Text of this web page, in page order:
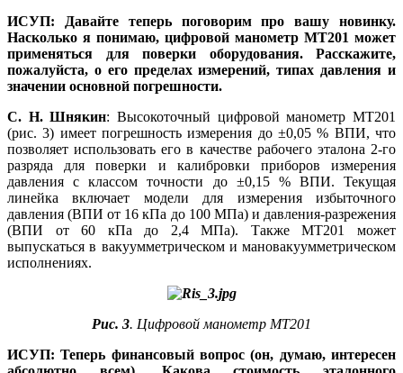
ИСУП: Давайте теперь поговорим про вашу новинку.
Насколько я понимаю, цифровой манометр МТ201 может
применяться для поверки оборудования. Расскажите,
пожалуйста, о его пределах измерений, типах давления и
значении основной погрешности.
С. Н. Шнякин: Высокоточный цифровой манометр МТ201
(рис. 3) имеет погрешность измерения до ±0,05 % ВПИ, что
позволяет использовать его в качестве рабочего эталона 2-го
разряда для поверки и калибровки приборов измерения
давления с классом точности до ±0,15 % ВПИ. Текущая
линейка включает модели для измерения избыточного
давления (ВПИ от 16 кПа до 100 МПа) и давления-разрежения
(ВПИ от 60 кПа до 2,4 МПа). Также МТ201 может
выпускаться в вакуумметрическом и мановакуумметрическом
исполнениях.
Рис. 3. Цифровой манометр МТ201
ИСУП: Теперь финансовый вопрос (он, думаю, интересен